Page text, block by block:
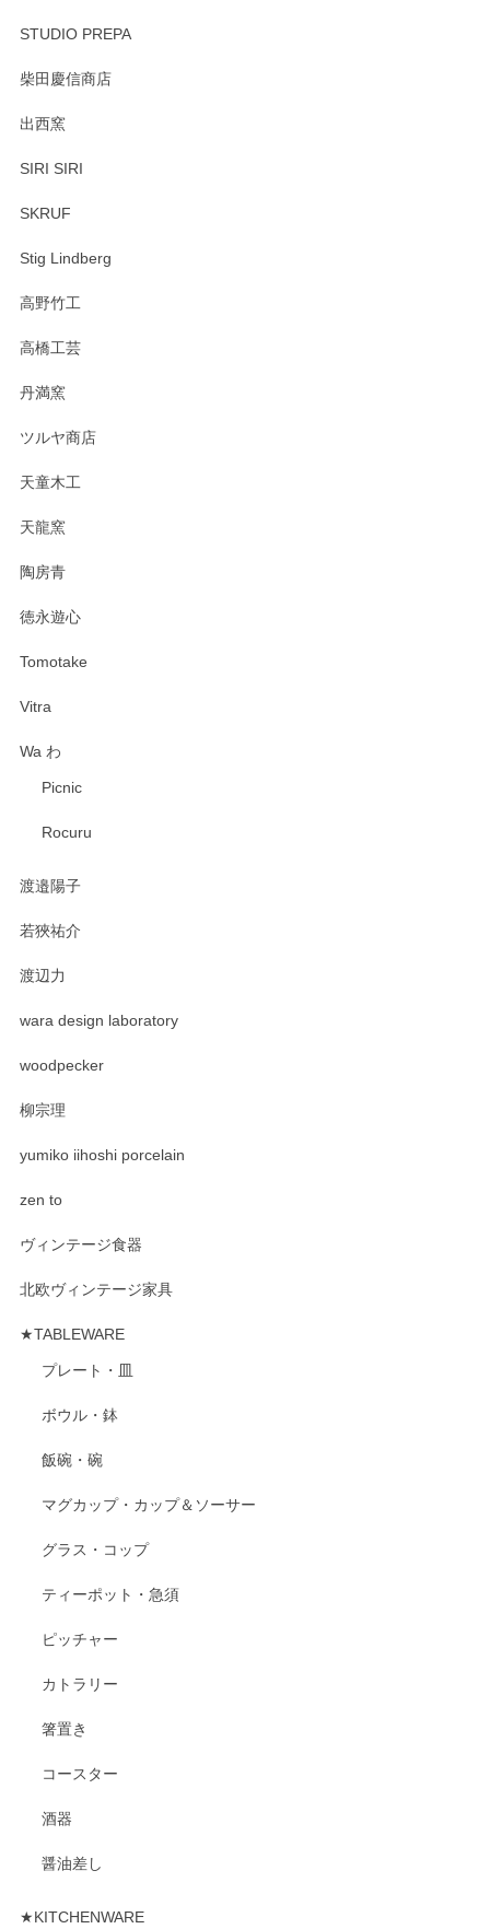
STUDIO PREPA
柴田慶信商店
出西窯
SIRI SIRI
SKRUF
Stig Lindberg
高野竹工
高橋工芸
丹満窯
ツルヤ商店
天童木工
天龍窯
陶房青
徳永遊心
Tomotake
Vitra
Wa わ
Picnic
Rocuru
渡邉陽子
若狹祐介
渡辺力
wara design laboratory
woodpecker
柳宗理
yumiko iihoshi porcelain
zen to
ヴィンテージ食器
北欧ヴィンテージ家具
★TABLEWARE
プレート・皿
ボウル・鉢
飯碗・碗
マグカップ・カップ＆ソーサー
グラス・コップ
ティーポット・急須
ピッチャー
カトラリー
箸置き
コースター
酒器
醤油差し
★KITCHENWARE